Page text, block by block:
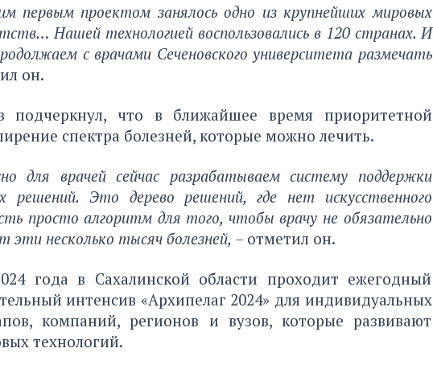
первым проектом занялось одно из крупнейших мировых
Нашей технологией воспользовались в 120 странах. И
с врачами Сеченовского университета размечать
он.
подчеркнул, что в ближайшее время приоритетной
спектра болезней, которые можно лечить.
для врачей сейчас разрабатываем систему поддержки
решений. Это дерево решений, где нет искусственного
просто алгоритм для того, чтобы врачу не обязательно
эти несколько тысяч болезней, – отметил он.
года в Сахалинской области проходит ежегодный
интенсив «Архипелаг 2024» для индивидуальных
компаний, регионов и вузов, которые развивают
технологий.